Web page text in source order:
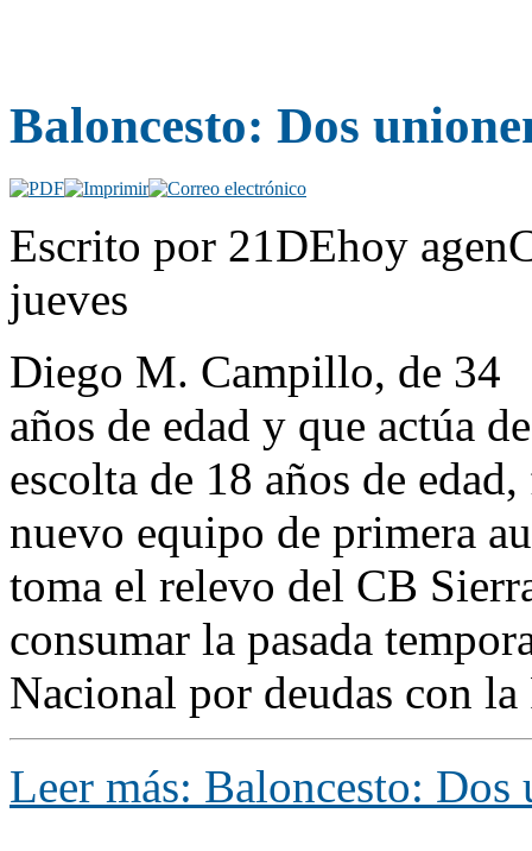
Baloncesto: Dos
Escrito por 21DEhoy
jueves
Diego M. Campillo, de 34
años de edad y que actúa
escolta de 18 años de
nuevo equipo de primera
toma el relevo del CB
consumar la pasada
Nacional por deudas con
Leer más: Baloncesto: